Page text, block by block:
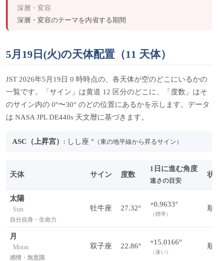
深層・変容
深層・変容のテーマを内省する期間
5月19日(火)の天体配置（11 天体）
JST 2026年5月19日 0 時時点の、各天体が空のどこにいるかの
一覧です。「サイン」は黄道 12 区分のどこに、「度数」はそ
のサイン内の 0°〜30° のどの位置にあるかを示します。データ
は NASA JPL DE440s 天文暦に基づきます。
ASC（上昇宮） : しし座 °（東の地平線から昇るサイン）
天体 サイン 度数
1日に進む角度
速さの目安
状
太陽
Sun
自分自身・生命力
牡牛座 27.32° +0.9633°
（標準）
順
月
Moon
感情・無意識
双子座 22.86° +15.0166°
（速い）
順